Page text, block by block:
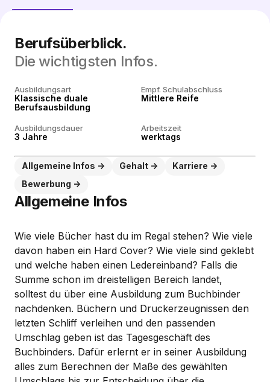
Berufsüberblick.
Die wichtigsten Infos.
Ausbildungsart
Klassische duale
Berufsausbildung
Empf. Schulabschluss
Mittlere Reife
Ausbildungsdauer
3 Jahre
Arbeitszeit
werktags
Allgemeine Infos Gehalt
Karriere
Bewerbung
Allgemeine Infos
Wie viele Bücher hast du im Regal stehen? Wie viele
davon haben ein Hard Cover? Wie viele sind geklebt
und welche haben einen Ledereinband? Falls die
Summe schon im dreistelligen Bereich landet,
solltest du über eine Ausbildung zum Buchbinder
nachdenken. Büchern und Druckerzeugnissen den
letzten Schliff verleihen und den passenden
Umschlag geben ist das Tagesgeschäft des
Buchbinders. Dafür erlernt er in seiner Ausbildung
alles zum Berechnen der Maße des gewählten